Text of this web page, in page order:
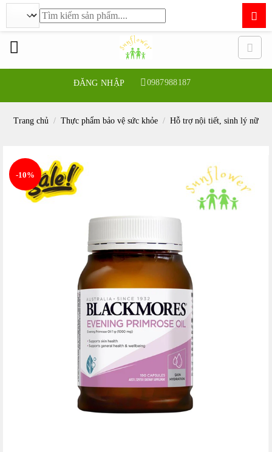
ĐĂNG NHẬP 0987988187
Tìm
kiếm:
Trang chủ / Thực phẩm bảo vệ sức khỏe / Hỗ trợ nội tiết, sinh lý nữ
-10%